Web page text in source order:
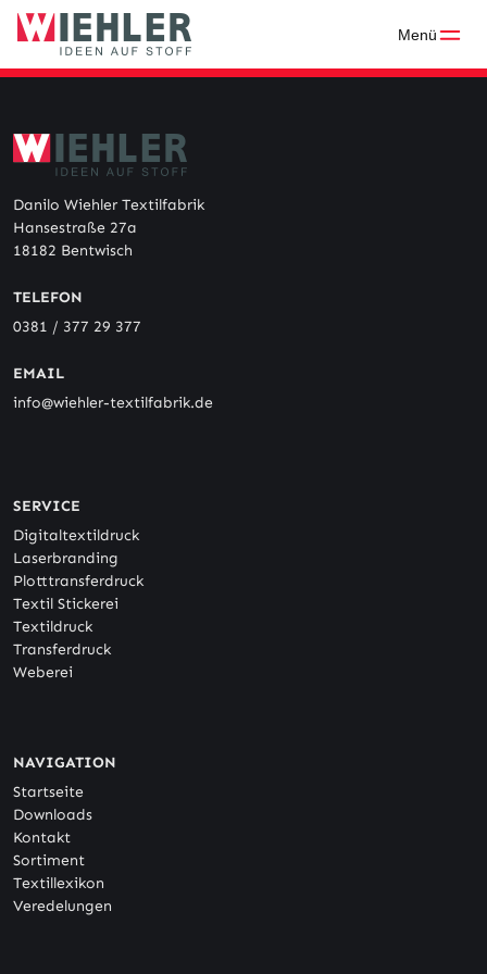
Skip
Menü
Danilo Wiehler Textilfabrik
Hansestraße 27a
18182 Bentwisch
TELEFON
0381 / 377 29 377
EMAIL
info@wiehler-textilfabrik.de
SERVICE
Digitaltextildruck
Laserbranding
Plotttransferdruck
Textil Stickerei
Textildruck
Transferdruck
Weberei
NAVIGATION
Startseite
Downloads
Kontakt
Sortiment
Textillexikon
Veredelungen